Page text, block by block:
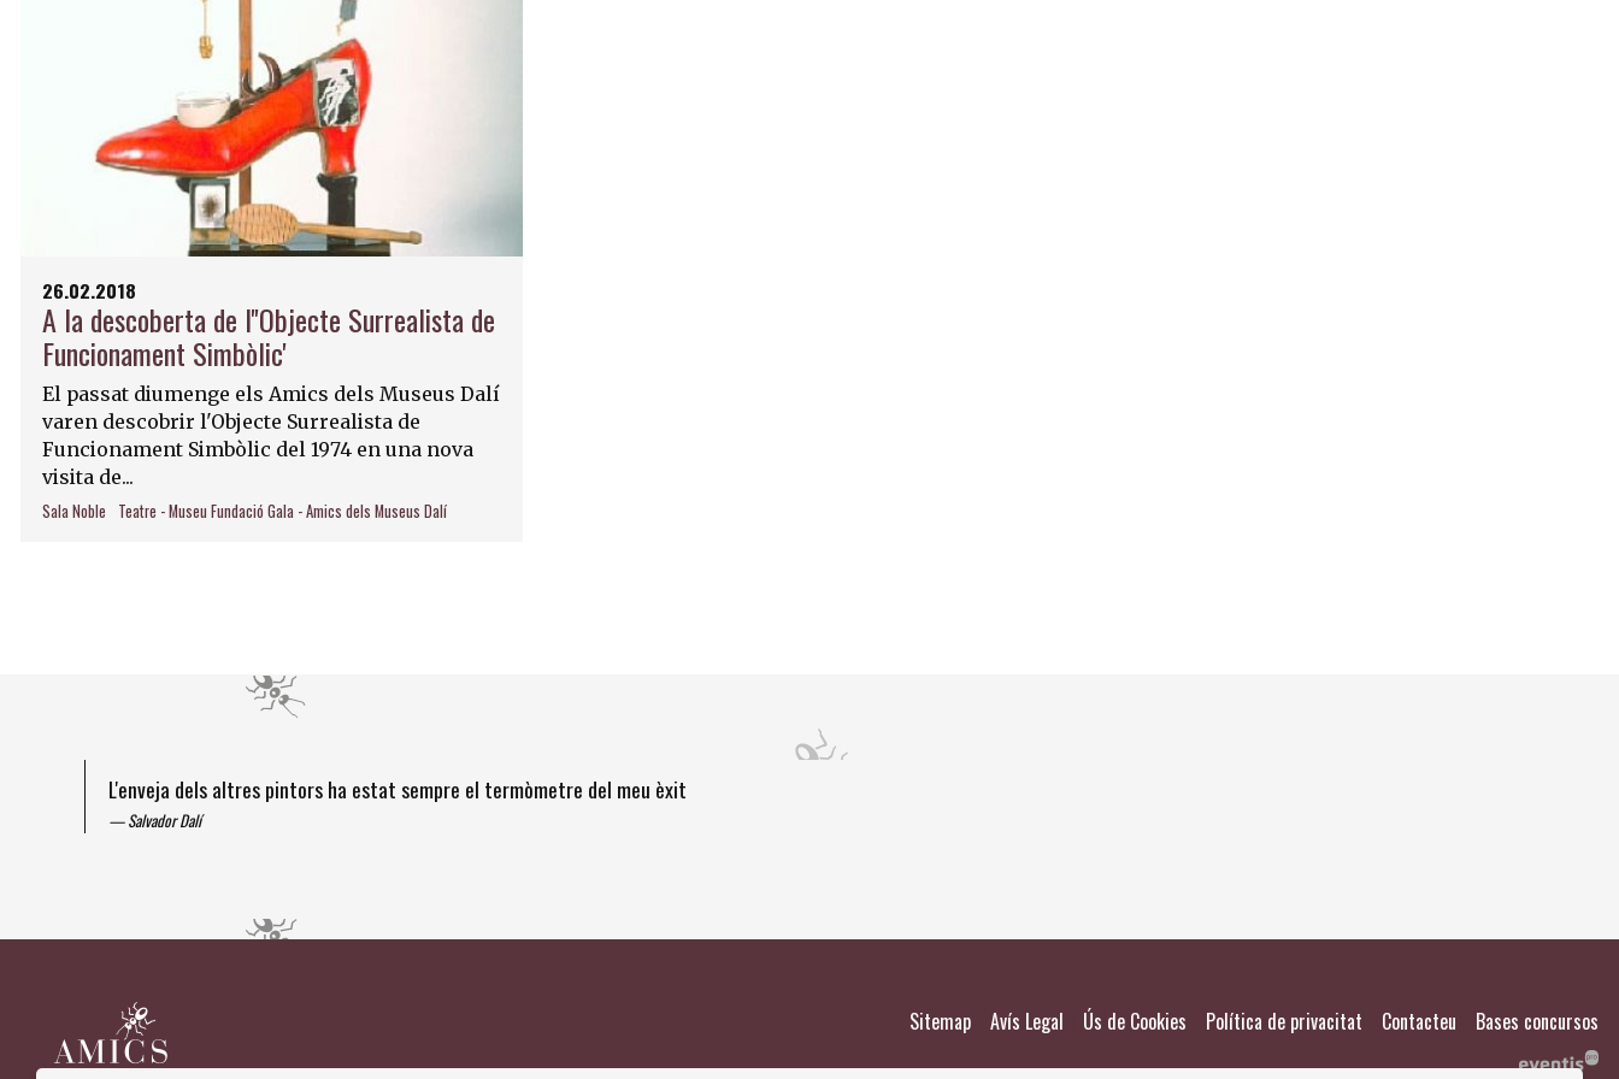
26.02.2018
A la descoberta de l''Objecte Surrealista de
Funcionament Simbòlic'
El passat diumenge els Amics dels Museus Dalí
varen descobrir l'Objecte Surrealista de
Funcionament Simbòlic del 1974 en una nova
visita de...
Sala Noble Teatre - Museu Fundació Gala - Amics dels Museus Dalí
L'enveja dels altres pintors ha estat sempre el termòmetre del meu èxit
Salvador Dalí
Sitemap Avís Legal Ús de Cookies Política de privacitat Contacteu Bases concursos